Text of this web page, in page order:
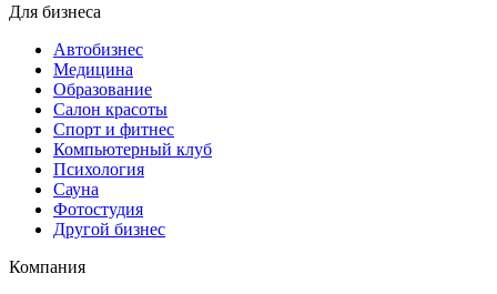
Для бизнеса
Автобизнес
Медицина
Образование
Салон красоты
Спорт и фитнес
Компьютерный клуб
Психология
Сауна
Фотостудия
Другой бизнес
Компания